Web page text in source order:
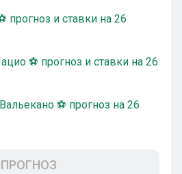
прогноз и ставки на 26
⚽ прогноз и ставки на 26
⚽ прогноз на 26
ПРОГНОЗ